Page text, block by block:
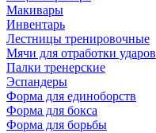
Макивары
Инвентарь
Лестницы тренировочные
Мячи для отработки ударов
Палки тренерские
Эспандеры
Форма для единоборств
Форма для бокса
Форма для борьбы